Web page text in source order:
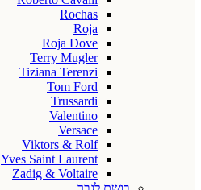
Rochas
Roja
Roja Dove
Terry Mugler
Tiziana Terenzi
Tom Ford
Trussardi
Valentino
Versace
Viktors & Rolf
Yves Saint Laurent
Zadig & Voltaire